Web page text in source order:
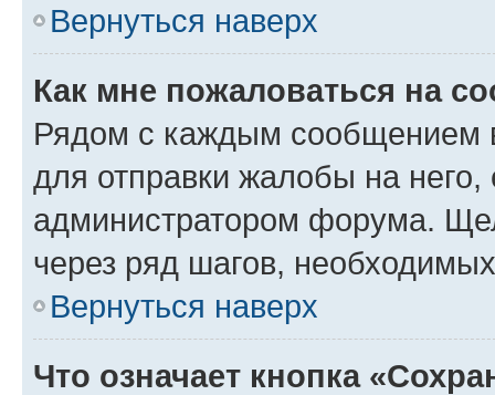
Вернуться наверх
Как мне пожаловаться на
Рядом с каждым сообщением
для отправки жалобы на
администратором форума.
через ряд шагов,
Вернуться наверх
Что означает кнопка